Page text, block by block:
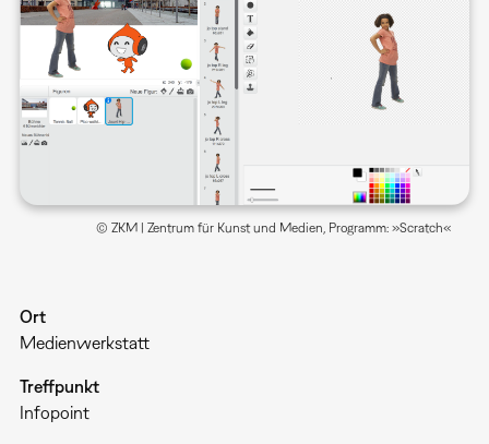
© ZKM | Zentrum für Kunst und Medien, Programm: »Scratch«
Ort
Medienwerkstatt
Treffpunkt
Infopoint